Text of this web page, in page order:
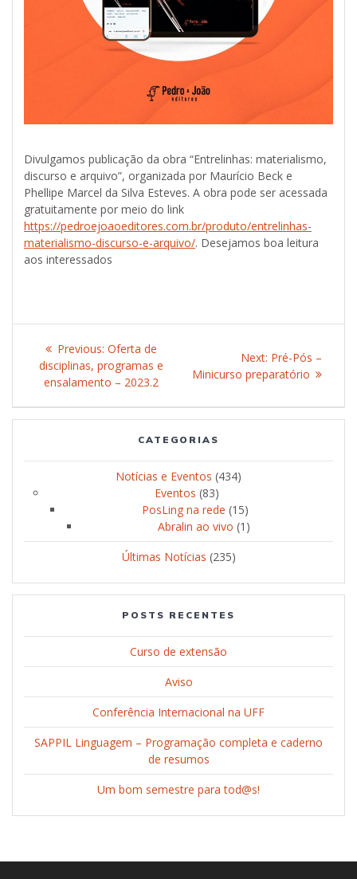
Divulgamos publicação da obra “Entrelinhas: materialismo,
discurso e arquivo”, organizada por Maurício Beck e
Phellipe Marcel da Silva Esteves. A obra pode ser acessada
gratuitamente por meio do link
https://pedroejoaoeditores.com.br/produto/entrelinhas-
materialismo-discurso-e-arquivo/. Desejamos boa leitura
aos interessados
Post
navigation
Previous: Previous
post:
Oferta de
disciplinas, programas e
ensalamento – 2023.2
Next: Next
post:
Pré-Pós –
Minicurso preparatório
CATEGORIAS
Notícias e Eventos (434)
Eventos (83)
PosLing na rede (15)
Abralin ao vivo (1)
Últimas Notícias (235)
POSTS RECENTES
Curso de extensão
Aviso
Conferência Internacional na UFF
SAPPIL Linguagem – Programação completa e caderno
de resumos
Um bom semestre para tod@s!